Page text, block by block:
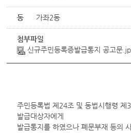
동 가좌2동
첨부파일
신규주민등록증발급통지 공고문
주민등록법 제24조 및 동법시행령 제
발급대상자에게
발급통지를 하였으나 폐문부재 등의